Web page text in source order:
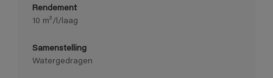
Rendement
10 m²/l/laag
Samenstelling
Watergedragen